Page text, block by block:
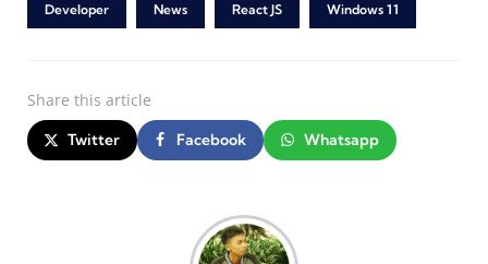
Developer News React JS Windows 11
Share this article
Twitter Facebook Whatsapp